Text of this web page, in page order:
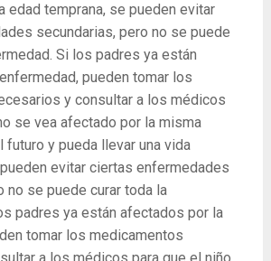
edad temprana, se pueden evitar
secundarias, pero no se puede
Si los padres ya están
pueden tomar los
y consultar a los médicos
se vea afectado por la misma
futuro y pueda llevar una vida
evitar ciertas enfermedades
no se puede curar toda la
padres ya están afectados por la
tomar los medicamentos